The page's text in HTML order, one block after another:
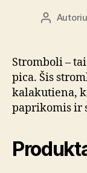
Įrašo
Stromboli –
pica. Šis
kalakutiena,
paprikomis ir